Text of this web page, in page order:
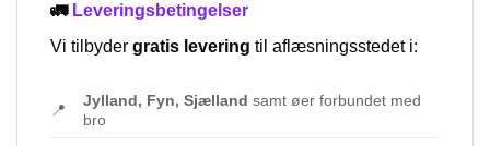
🚛 Leveringsbetingelser
Vi tilbyder gratis levering til aflæsningsstedet i:
📍
Jylland, Fyn, Sjælland samt øer forbundet med
bro